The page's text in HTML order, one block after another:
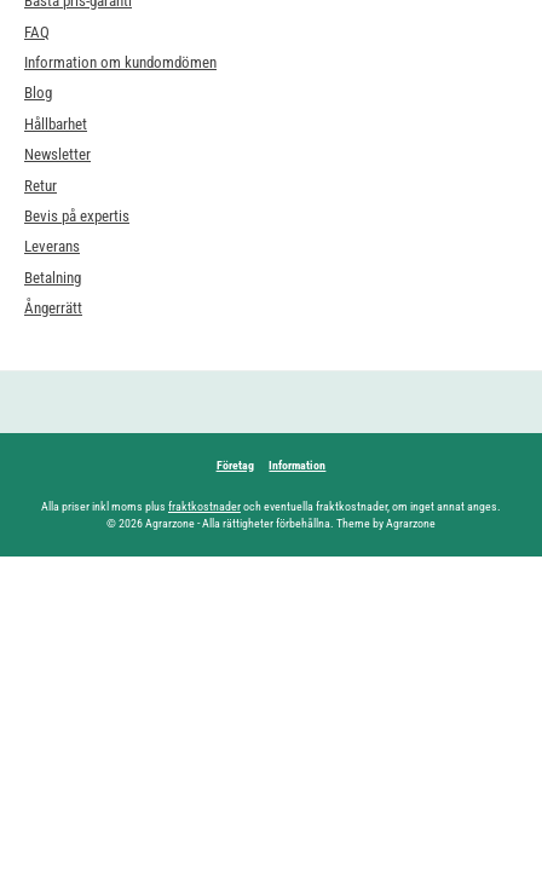
FAQ
Information om kundomdömen
Blog
Hållbarhet
Newsletter
Retur
Bevis på expertis
Leverans
Betalning
Ångerrätt
Företag Information
Alla priser inkl moms plus fraktkostnaderoch eventuella fraktkostnader, om inget annat anges.
© 2026 Agrarzone - Alla rättigheter förbehållna. Theme by Agrarzone